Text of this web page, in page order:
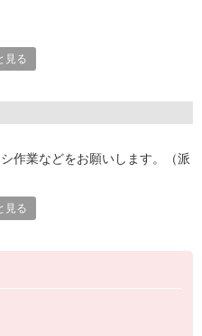
務経験は未経験OKです。ア
お問合せください。
大手スタッフサービスグルー
とりのスキルや希望条件に応
てご就業いただけます。
】【登録会来場】の3つから
がスムーズです。
見る
作業などをお願いします。（派
務経験は未経験OKです。アクテ
見る